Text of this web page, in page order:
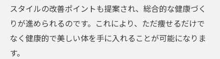
体に優しい負荷の設計
長期的な健康を考慮したアプローチ
個々のペースに合わせたトレーニング計画
スタイルの改善ポイントも提案され、総合的な健康づく
りが進められるのです。これにより、ただ痩せるだけで
なく健康的で美しい体を手に入れることが可能になりま
す。